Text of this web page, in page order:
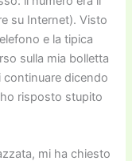
su Internet). Visto
e la tipica
sulla mia bolletta
continuare dicendo
ho risposto stupito
mi ha chiesto